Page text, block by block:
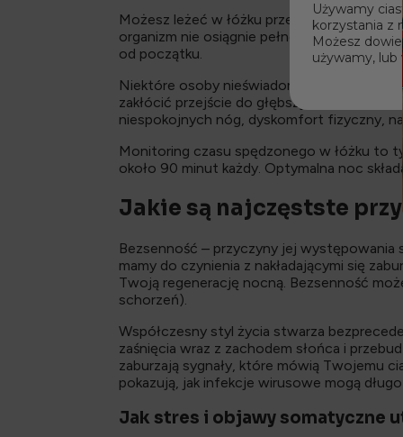
Możesz leżeć w łóżku przez dziewięć
organizm nie osiągnie pełnej regeneracji.
od początku.
Niektóre osoby nieświadomie budzą się
zakłócić przejście do głębszych faz snu.
niespokojnych nóg, dyskomfort fizyczny,
Monitoring czasu spędzonego w łóżku to
około 90 minut każdy. Optymalna noc
Jakie są najczęstste
Bezsenność – przyczyny jej występowania
mamy do czynienia z nakładającymi się
Twoją regenerację nocną. Bezsenność
schorzeń).
Współczesny styl życia stwarza
zaśnięcia wraz z zachodem słońca i
zaburzają sygnały, które mówią Twojemu
pokazują, jak infekcje wirusowe mogą
Jak stres i objawy somatyczne
Używamy
korzystania z
Możesz
używamy, lub